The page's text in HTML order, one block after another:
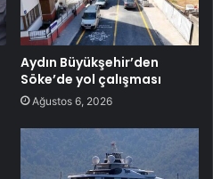
Aydın Büyükşehir’den
Söke’de yol çalışması
Ağustos 6, 2026